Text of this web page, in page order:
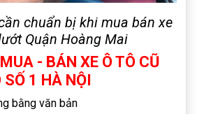
chuẩn bị khi mua bán xe
Quận Hoàng Mai
- BÁN XE Ô TÔ CŨ
SỐ 1 HÀ NỘI
bằng văn bản